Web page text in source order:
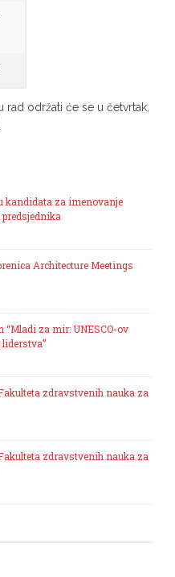
rad održati će se u četvrtak,
kandidata za imenovanje
Architecture Meetings
“Mladi za mir: UNESCO-ov
zdravstvenih nauka za
zdravstvenih nauka za